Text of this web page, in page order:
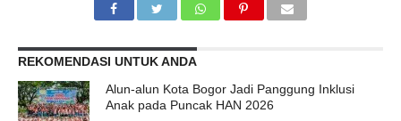
REKOMENDASI UNTUK ANDA
Alun-alun Kota Bogor Jadi Panggung Inklusi
Anak pada Puncak HAN 2026